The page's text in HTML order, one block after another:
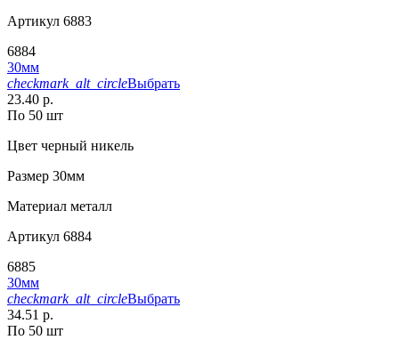
Артикул 6883
6884
30мм
checkmark_alt_circleВыбрать
23.40 р.
По 50 шт
Цвет черный никель
Размер 30мм
Материал металл
Артикул 6884
6885
30мм
checkmark_alt_circleВыбрать
34.51 р.
По 50 шт